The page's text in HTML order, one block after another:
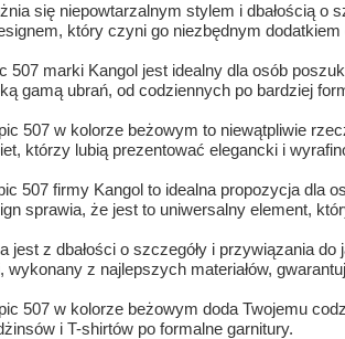
się niepowtarzalnym stylem i dbałością
który czyni go niezbędnym
507 marki Kangol jest idealny dla osób
gamą ubrań, od codziennych po bardziej
507 w kolorze beżowym to niewątpliwie
którzy lubią prezentować elegancki i
507 firmy Kangol to idealna propozycja
sprawia, że jest to uniwersalny element,
jest z dbałości o szczegóły i przywiązania
wykonany z najlepszych materiałów,
507 w kolorze beżowym doda Twojemu
i T-shirtów po formalne garnitury.